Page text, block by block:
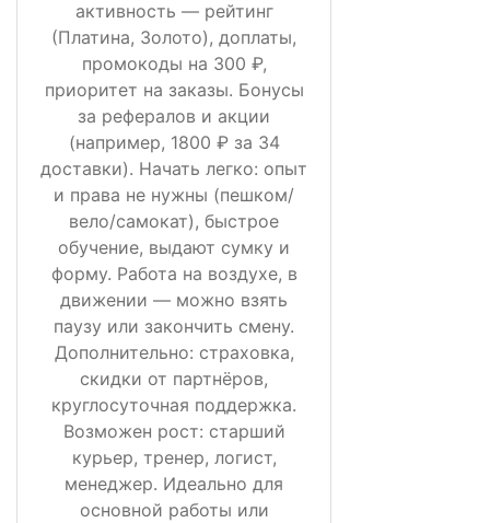
активность — рейтинг
(Платина, Золото), доплаты,
промокоды на 300 ₽,
приоритет на заказы. Бонусы
за рефералов и акции
(например, 1800 ₽ за 34
доставки). Начать легко: опыт
и права не нужны (пешком/
вело/самокат), быстрое
обучение, выдают сумку и
форму. Работа на воздухе, в
движении — можно взять
паузу или закончить смену.
Дополнительно: страховка,
скидки от партнёров,
круглосуточная поддержка.
Возможен рост: старший
курьер, тренер, логист,
менеджер. Идеально для
основной работы или